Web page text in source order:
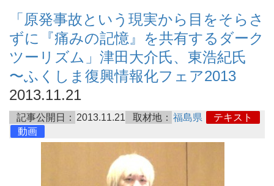
「原発事故という現実から目をそらさ
ずに『痛みの記憶』を共有するダーク
ツーリズム」津田大介氏、東浩紀氏
〜ふくしま復興情報化フェア2013
2013.11.21
記事公開日： 2013.11.21 取材地： 福島県
テキスト
動画